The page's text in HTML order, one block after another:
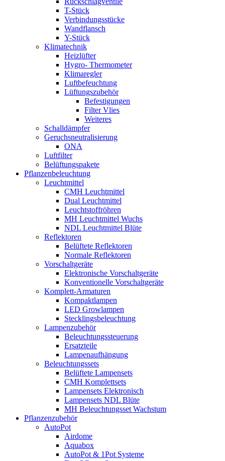
T-Stück
Verbindungsstücke
Wandflansch
Y-Stück
Klimatechnik
Heizlüfter
Hygro- Thermometer
Klimaregler
Luftbefeuchtung
Lüftungszubehör
Befestigungen
Filter Vlies
Weiteres
Schalldämpfer
Geruchsneutralisierung
ONA
Luftfilter
Belüftungspakete
Pflanzenbeleuchtung
Leuchtmittel
CMH Leuchtmittel
Dual Leuchtmittel
Leuchtstoffröhren
MH Leuchtmittel Wuchs
NDL Leuchtmittel Blüte
Reflektoren
Belüftete Reflektoren
Normale Reflektoren
Vorschaltgeräte
Elektronische Vorschaltgeräte
Konventionelle Vorschaltgeräte
Komplett-Armaturen
Kompaktlampen
LED Growlampen
Stecklingsbeleuchtung
Lampenzubehör
Beleuchtungssteuerung
Ersatzteile
Lampenaufhängung
Beleuchtungssets
Belüftete Lampensets
CMH Komplettsets
Lampensets Elektronisch
Lampensets NDL Blüte
MH Beleuchtungsset Wachstum
Pflanzenzubehör
AutoPot
Airdome
Aquabox
AutoPot & 1Pot Systeme